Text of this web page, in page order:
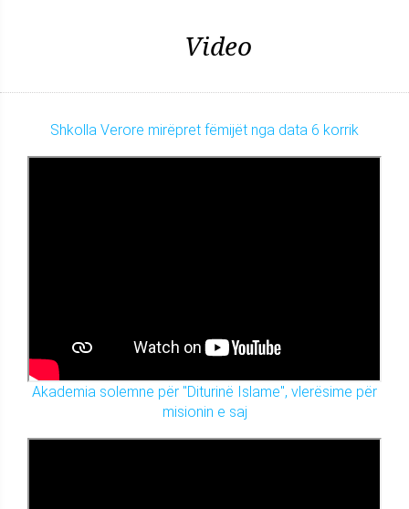
Video
Shkolla Verore mirëpret fëmijët nga data 6 korrik
Akademia solemne për "Diturinë Islame", vlerësime për
misionin e saj